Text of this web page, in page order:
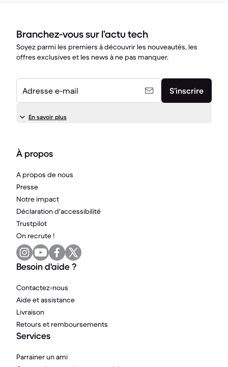
Branchez-vous sur l’actu tech
Soyez parmi les premiers à découvrir les nouveautés, les
offres exclusives et les news à ne pas manquer.
Adresse e-mail S’inscrire
En savoir plus
À propos
A propos de nous
Presse
Notre impact
Déclaration d'accessibilité
Trustpilot
On recrute !
Besoin d'aide ?
Contactez-nous
Aide et assistance
Livraison
Retours et remboursements
Services
Parrainer un ami